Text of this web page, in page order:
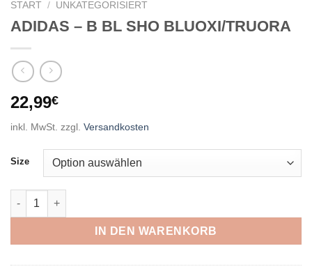
START / UNKATEGORISIERT
ADIDAS – B BL SHO BLUOXI/TRUORA
22,99€
inkl. MwSt. zzgl. Versandkosten
Size
ADIDAS - B BL SHO BLUOXI/TRUORA Menge
IN DEN WARENKORB